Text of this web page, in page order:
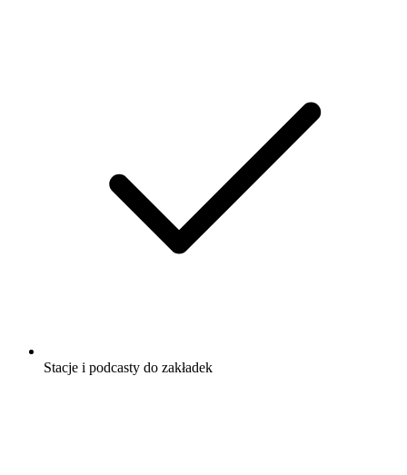
Stacje i podcasty do zakładek